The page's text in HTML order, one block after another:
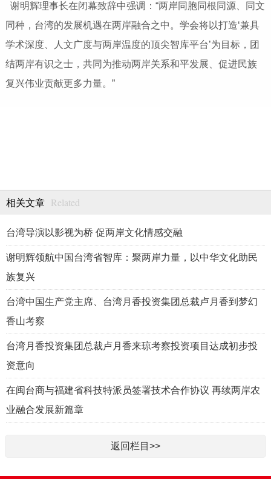
谢明辉理事长在闭幕致辞中强调：“两岸同胞同根同源、同文
同种，台湾的发展机遇在两岸融合之中。学会将以打造‘兼具
学术深度、人文广度与两岸温度的顶尖智库平台’为目标，团
结两岸有识之士，共同为推动两岸关系和平发展、促进民族
复兴伟业贡献更多力量。”
相关文章 Related
台湾导演以影视为桥 促两岸文化情感交融
谢明辉领航中国台湾省智库：聚两岸力量，以中华文化助民
族复兴
台湾中国生产党主席、台湾月香投资集团总裁卢月香到梦幻
香山考察
台湾月香投资集团总裁卢月香来琼考察投资项目达成初步投
资意向
在闽台商与福建省科技特派员签署技术合作协议 再续两岸农
业融合发展新篇章
返回栏目>>